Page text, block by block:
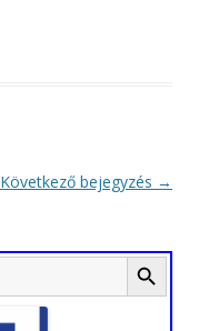
Következő bejegyzés →
Search Button